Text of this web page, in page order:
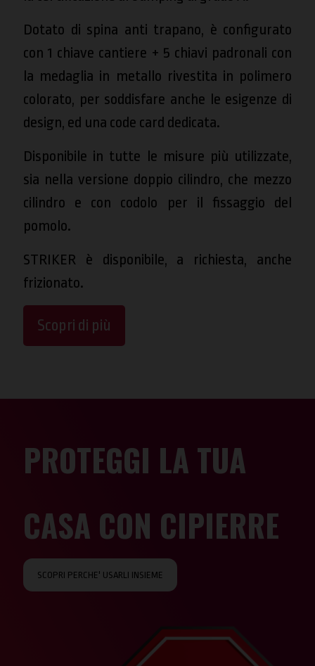
Dotato di spina anti trapano, è configurato
con 1 chiave cantiere + 5 chiavi padronali con
la medaglia in metallo rivestita in polimero
colorato, per soddisfare anche le esigenze di
design, ed una code card dedicata.
Disponibile in tutte le misure più utilizzate,
sia nella versione doppio cilindro, che mezzo
cilindro e con codolo per il fissaggio del
pomolo.
STRIKER è disponibile, a richiesta, anche
frizionato.
Scopri di più
PROTEGGI LA TUA
CASA CON CIPIERRE
SCOPRI PERCHE' USARLI INSIEME